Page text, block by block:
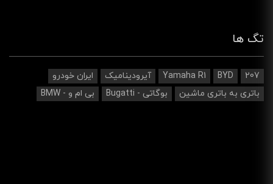
تگ ها
207
BYD
Yamaha R1 آیرودینامیک‌
ایران خودرو
باتری به باتری ماشین
بوگاتی - Bugatti بی ام و - BMW